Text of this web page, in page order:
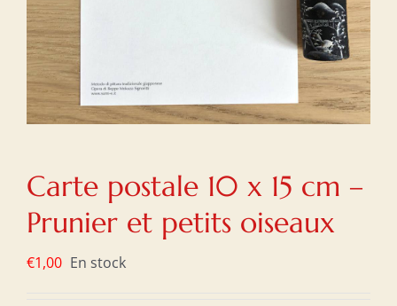
Carte postale 10 x 15 cm –
Prunier et petits oiseaux
€1,00 En stock